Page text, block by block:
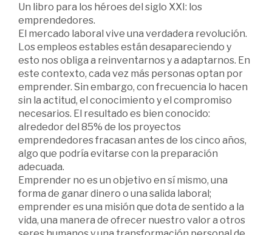
Un libro para los héroes del siglo XXI: los
emprendedores.
El mercado laboral vive una verdadera revolución.
Los empleos estables están desapareciendo y
esto nos obliga a reinventarnos y a adaptarnos. En
este contexto, cada vez más personas optan por
emprender. Sin embargo, con frecuencia lo hacen
sin la actitud, el conocimiento y el compromiso
necesarios. El resultado es bien conocido:
alrededor del 85% de los proyectos
emprendedores fracasan antes de los cinco años,
algo que podría evitarse con la preparación
adecuada.
Emprender no es un objetivo en sí mismo, una
forma de ganar dinero o una salida laboral;
emprender es una misión que dota de sentido a la
vida, una manera de ofrecer nuestro valor a otros